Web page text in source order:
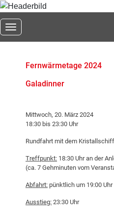
Toggle navigation
Fernwärmetage 2024
Galadinner
Mittwoch, 20. März 2024
18:30 bis 23:30 Uhr
Rundfahrt mit dem Kristallschiff
Treffpunkt: 18:30 Uhr an der
(ca. 7 Gehminuten vom
Abfahrt: pünktlich um 19:00 Uhr
Ausstieg: 23:30 Uhr